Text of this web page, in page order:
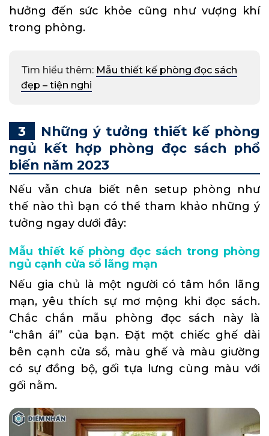
hưởng đến sức khỏe cũng như vượng khí
trong phòng.
Tìm hiểu thêm: Mẫu thiết kế phòng đọc sách
đẹp – tiện nghi
Những ý tưởng thiết kế phòng
ngủ kết hợp phòng đọc sách phổ
biến năm 2023
Nếu vẫn chưa biết nên setup phòng như
thế nào thì bạn có thể tham khảo những ý
tưởng ngay dưới đây:
Mẫu thiết kế phòng đọc sách trong phòng
ngủ cạnh cửa sổ lãng mạn
Nếu gia chủ là một người có tâm hồn lãng
mạn, yêu thích sự mơ mộng khi đọc sách.
Chắc chắn mẫu phòng đọc sách này là
“chân ái” của bạn. Đặt một chiếc ghế dài
bên cạnh cửa sổ, màu ghế và màu giường
có sự đồng bộ, gối tựa lưng cùng màu với
gối nằm.